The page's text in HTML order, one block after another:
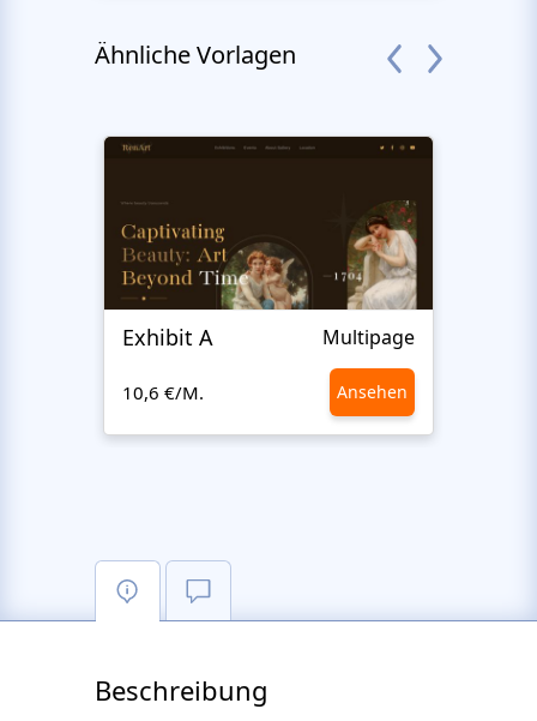
Ähnliche Vorlagen
Exhibit A Multipage
10,6 €/M. Ansehen
Beschreibung